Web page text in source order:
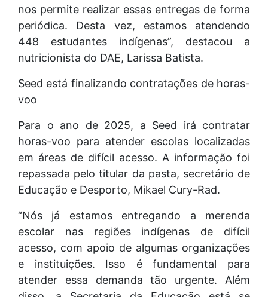
nos permite realizar essas entregas de forma
periódica. Desta vez, estamos atendendo
448 estudantes indígenas”, destacou a
nutricionista do DAE, Larissa Batista.
Seed está finalizando contratações de horas-
voo
Para o ano de 2025, a Seed irá contratar
horas-voo para atender escolas localizadas
em áreas de difícil acesso. A informação foi
repassada pelo titular da pasta, secretário de
Educação e Desporto, Mikael Cury-Rad.
“Nós já estamos entregando a merenda
escolar nas regiões indígenas de difícil
acesso, com apoio de algumas organizações
e instituições. Isso é fundamental para
atender essa demanda tão urgente. Além